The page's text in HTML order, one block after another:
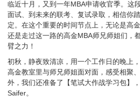
临近十月，又到一年MBA申请收官季。这
面试、到未来的联考、复试录取，相信你
定。在这个重要的时间节点上，无论是高
还是走过这一路的高金MBA师兄师姐们，
臂之力！
初秋，静夜致清凉，用一个工作日的晚上
高金教室里与师兄师姐面对面，感受相聚
外，我们还准备了【笔试大作战学习包】
Saifer。